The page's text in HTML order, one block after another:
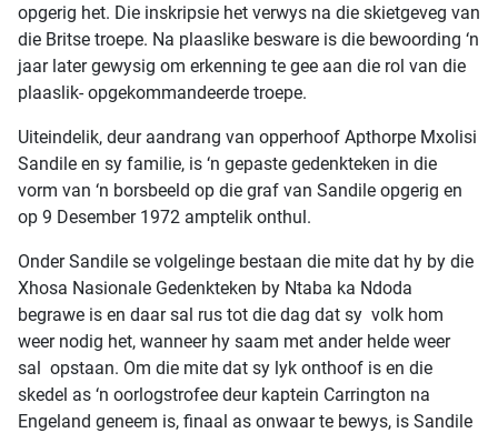
opgerig het. Die inskripsie het verwys na die skietgeveg van
die Britse troepe. Na plaaslike besware is die bewoording ‘n
jaar later gewysig om erkenning te gee aan die rol van die
plaaslik- opgekommandeerde troepe.
Uiteindelik, deur aandrang van opperhoof Apthorpe Mxolisi
Sandile en sy familie, is ‘n gepaste gedenkteken in die
vorm van ‘n borsbeeld op die graf van Sandile opgerig en
op 9 Desember 1972 amptelik onthul.
Onder Sandile se volgelinge bestaan die mite dat hy by die
Xhosa Nasionale Gedenkteken by Ntaba ka Ndoda
begrawe is en daar sal rus tot die dag dat sy volk hom
weer nodig het, wanneer hy saam met ander helde weer
sal opstaan. Om die mite dat sy lyk onthoof is en die
skedel as ‘n oorlogstrofee deur kaptein Carrington na
Engeland geneem is, finaal as onwaar te bewys, is Sandile